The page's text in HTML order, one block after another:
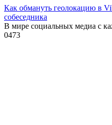
Как обмануть геолокацию в
собеседника
В мире социальных медиа с
0473